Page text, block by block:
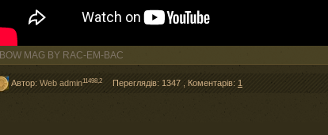
BOW MAG BY RAC-EM-BAC
Автор: Web admin11498,2 Переглядів: 1347 Коментарів: 1